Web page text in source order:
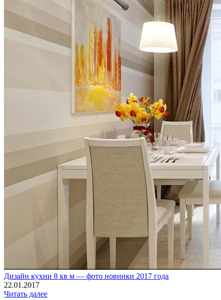
Дизайн кухни 8 кв м — фото новинки 2017 года
22.01.2017
Читать далее